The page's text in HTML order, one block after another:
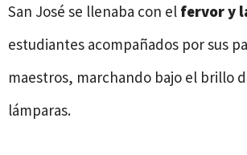
San José se llenaba con el fervor y
estudiantes acompañados por sus
maestros, marchando bajo el brillo
lámparas.